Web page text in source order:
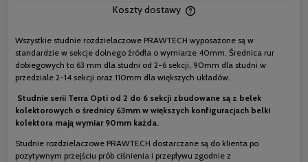
Koszty dostawy
płatności
Wszystkie studnie rozdzielaczowe PRAWTECH wyposażone są w
standardzie w sekcje dolnego źródła o wymiarze 40mm. Średnica rur
dobiegowych to 63 mm dla studni od 2-6 sekcji, 90mm dla studni w
przedziale 2-14 sekcji oraz 110mm dla większych układów.
Studnie serii Terra Opti od 2 do 6 sekcji zbudowane są z belek
kolektorowych o średnicy 63mm w większych konfiguracjach belki
kolektora mają wymiar 90mm każda.
Studnie rozdzielaczowe PRAWTECH dostarczane są do klienta po
pozytywnym przejściu prób ciśnienia i przepływu zgodnie z